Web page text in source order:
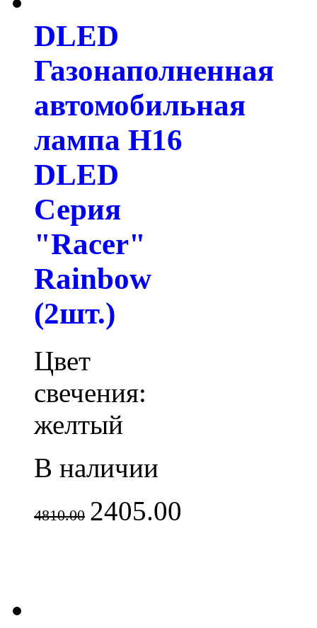
DLED
Газонаполненная
автомобильная
лампа H16
DLED
Серия
"Racer"
Rainbow
(2шт.)
Цвет
свечения:
желтый
В наличии
4810.00 2405.00